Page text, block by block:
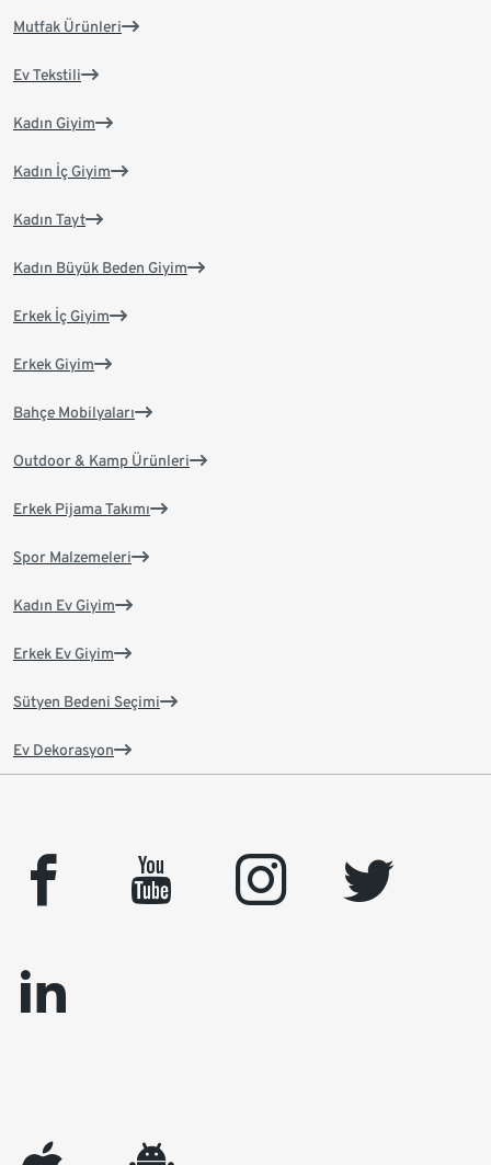
Mutfak Ürünleri
Ev Tekstili
Kadın Giyim
Kadın İç Giyim
Kadın Tayt
Kadın Büyük Beden Giyim
Erkek İç Giyim
Erkek Giyim
Bahçe Mobilyaları
Outdoor & Kamp Ürünleri
Erkek Pijama Takımı
Spor Malzemeleri
Kadın Ev Giyim
Erkek Ev Giyim
Sütyen Bedeni Seçimi
Ev Dekorasyon
facebook youtube instagram
twitter
linkedin